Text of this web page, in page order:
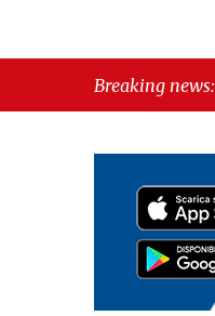
Breaking news: